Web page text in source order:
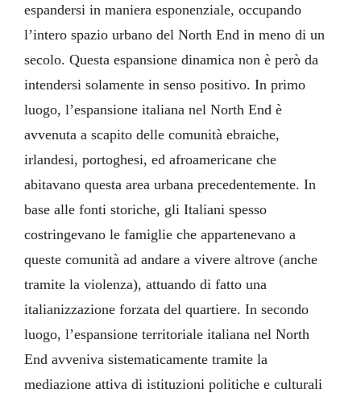
espandersi in maniera esponenziale, occupando
l’intero spazio urbano del North End in meno di un
secolo. Questa espansione dinamica non è però da
intendersi solamente in senso positivo. In primo
luogo, l’espansione italiana nel North End è
avvenuta a scapito delle comunità ebraiche,
irlandesi, portoghesi, ed afroamericane che
abitavano questa area urbana precedentemente. In
base alle fonti storiche, gli Italiani spesso
costringevano le famiglie che appartenevano a
queste comunità ad andare a vivere altrove (anche
tramite la violenza), attuando di fatto una
italianizzazione forzata del quartiere. In secondo
luogo, l’espansione territoriale italiana nel North
End avveniva sistematicamente tramite la
mediazione attiva di istituzioni politiche e culturali